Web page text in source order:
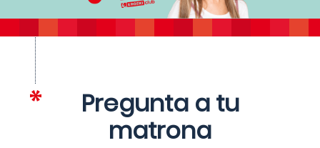
Pregunta a tu
matrona